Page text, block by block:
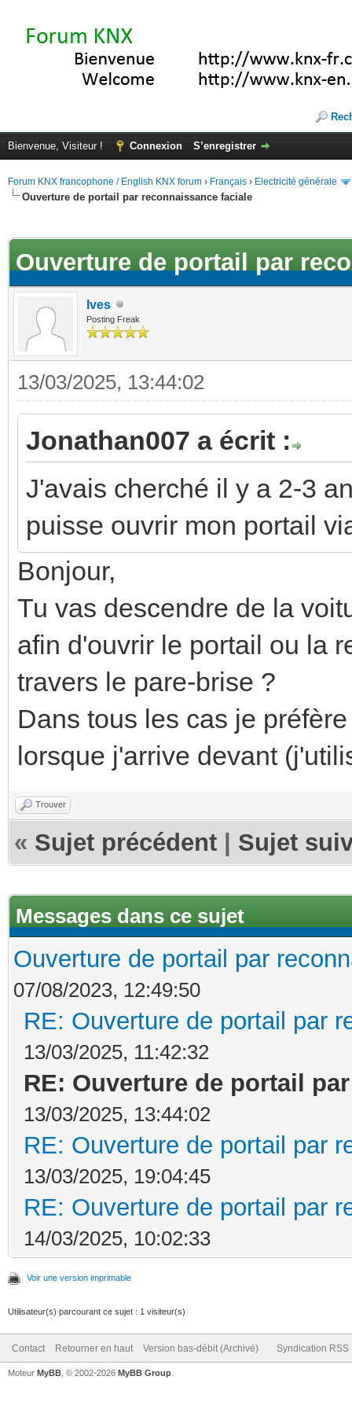
Bienvenue, Visiteur ! Connexion S’enregistrer
Forum KNX francophone / English KNX forum › Français › Electricité générale
Ouverture de portail par reconnaissance faciale
Ouverture de portail par
Ives
Posting Freak
13/03/2025, 13:44:02
Jonathan007 a écrit :
J'avais cherché il y a 2-3
puisse ouvrir mon portail
Bonjour,
Tu vas descendre de la
afin d'ouvrir le portail ou la
travers le pare-brise ?
Dans tous les cas je
lorsque j'arrive devant
Trouver
« Sujet précédent Sujet
Messages dans ce sujet
Ouverture de portail par
07/08/2023, 12:49:50
RE: Ouverture de portail par
13/03/2025, 11:42:32
RE: Ouverture de portail
13/03/2025, 13:44:02
RE: Ouverture de portail par
13/03/2025, 19:04:45
RE: Ouverture de portail par
14/03/2025, 10:02:33
Voir une version imprimable
Utilisateur(s) parcourant ce sujet : 1 visiteur(s)
Contact Retourner en haut Version bas-débit (Archivé) Syndication RSS
Moteur MyBB , © 2002-2026 MyBB Group